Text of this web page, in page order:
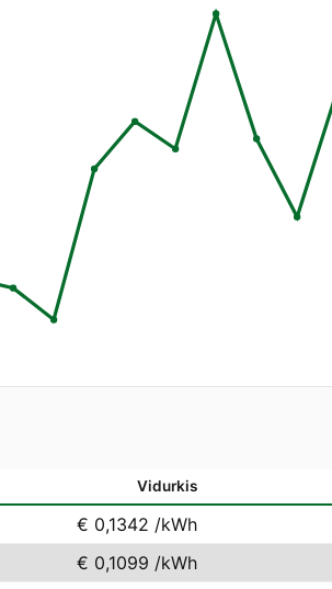
Vidurkis
€ 0,1342 /kWh
€ 0,1099 /kWh